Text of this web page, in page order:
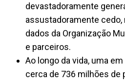
devastadoramente
assustadoramente cedo,
dados da Organização
e parceiros.
Ao longo da vida, uma
cerca de 736 milhões de